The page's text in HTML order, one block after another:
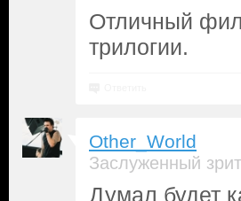
Отличный
трилогии.
Other_World
Заслуженный
Думал будет